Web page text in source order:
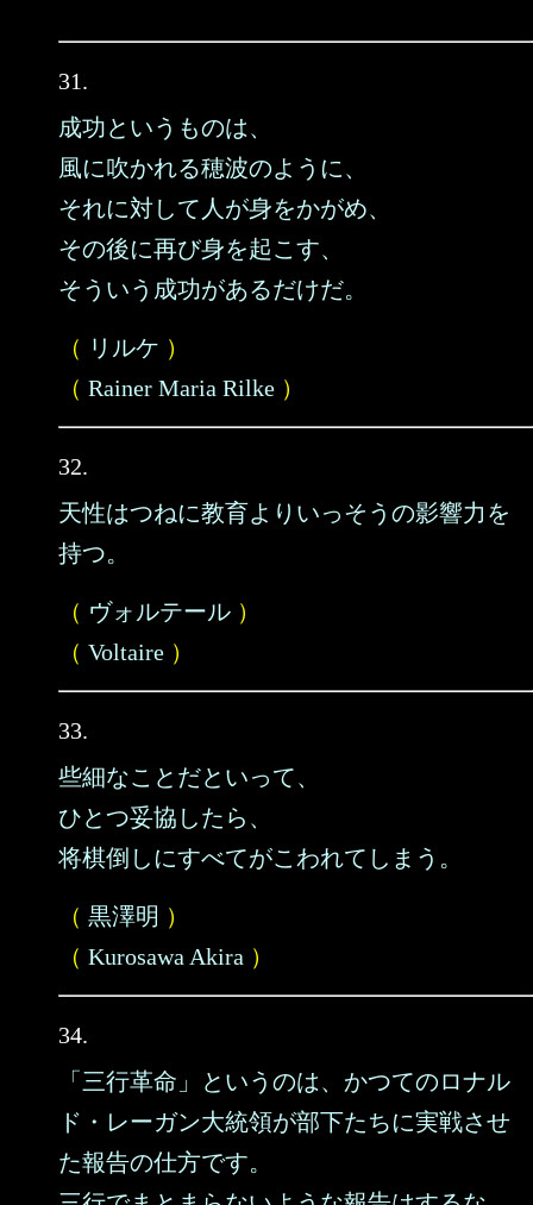
31.
成功というものは、
風に吹かれる穂波のように、
それに対して人が身をかがめ、
その後に再び身を起こす、
そういう成功があるだけだ。
（ リルケ ）
（ Rainer Maria Rilke ）
32.
天性はつねに教育よりいっそうの影響力を
持つ。
（ ヴォルテール ）
（ Voltaire ）
33.
些細なことだといって、
ひとつ妥協したら、
将棋倒しにすべてがこわれてしまう。
（ 黒澤明 ）
（ Kurosawa Akira ）
34.
「三行革命」というのは、かつてのロナル
ド・レーガン大統領が部下たちに実戦させ
た報告の仕方です。